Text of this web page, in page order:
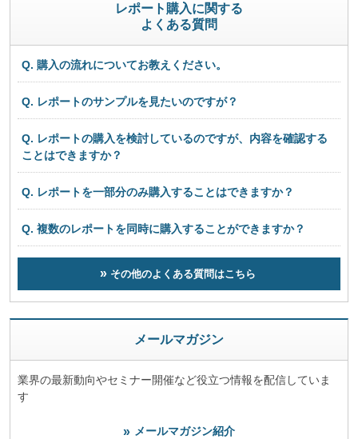
レポート購入に関する
よくある質問
Q. 購入の流れについてお教えください。
Q. レポートのサンプルを見たいのですが？
Q. レポートの購入を検討しているのですが、内容を確認する
ことはできますか？
Q. レポートを一部分のみ購入することはできますか？
Q. 複数のレポートを同時に購入することができますか？
その他のよくある質問はこちら
メールマガジン
業界の最新動向やセミナー開催など役立つ情報を配信していま
す
メールマガジン紹介